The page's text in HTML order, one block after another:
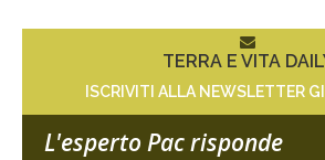
TERRA E VITA
ISCRIVITI ALLA NEWSLETTER
L'esperto Pac risponde